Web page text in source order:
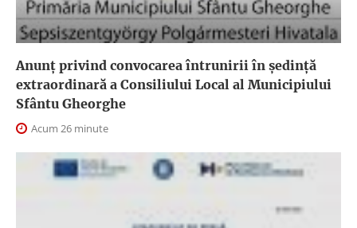
Anunţ privind convocarea întrunirii în şedinţă
extraordinară a Consiliului Local al Municipiului
Sfântu Gheorghe
Acum 26 minute